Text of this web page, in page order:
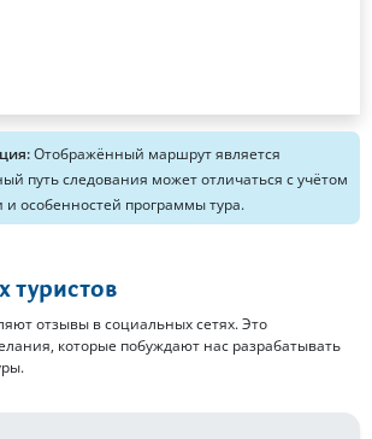
Отображённый маршрут является
путь следования может отличаться с учётом
особенностей программы тура.
туристов
отзывы в социальных сетях. Это
которые побуждают нас разрабатывать